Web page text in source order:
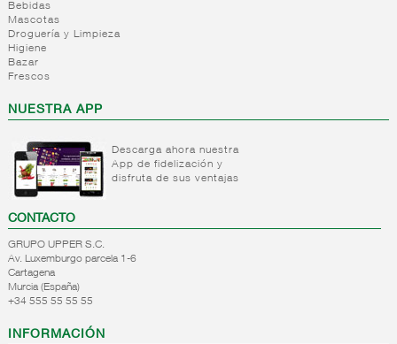
Productos
rumanos
Internacional
alimentacion
general
Internacional
refrescos
Internacional
Internacional
galletas
cereales
Internacional
Internacional
infusiones
cafe
Internacional
condimentos
+
Internacional
salsas
Internacional
condimentos
Internacional
conservas,
platos
ambiente
+
Internacional
conservas
Internacional
Internacional
varios
+
Internacional
Internacional
refrigerada
+
Bebidas
Mascotas
Droguería y Limpieza
Higiene
Bazar
Frescos
NUESTRA APP
Descarga ahora nuestra
App de fidelización y
disfruta de sus ventajas
CONTACTO
GRUPO UPPER S.C.
Av. Luxemburgo parcela 1-6
Cartagena
Murcia (España)
+34 555 55 55 55
INFORMACIÓN